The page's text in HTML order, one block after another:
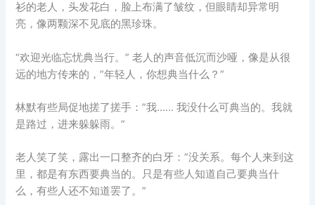
衫的老人，头发花白，脸上布满了皱纹，但眼睛却异常明
亮，像两颗深不见底的黑珍珠。
“欢迎光临忘忧典当行。” 老人的声音低沉而沙哑，像是从很
远的地方传来的，”年轻人，你想典当什么？”
林默有些局促地搓了搓手：”我…… 我没什么可典当的。我就
是路过，进来躲躲雨。”
老人笑了笑，露出一口整齐的白牙：”没关系。每个人来到这
里，都是有东西要典当的。只是有些人知道自己要典当什
么，有些人还不知道罢了。”